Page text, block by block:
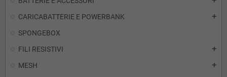
CARICABATTERIE E POWERBANK add
SPONGEBOX
FILI RESISTIVI
add
MESH add